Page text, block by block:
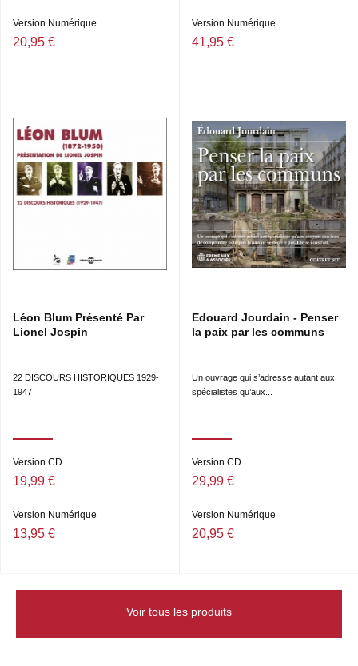
Version Numérique
20,95 €
Version Numérique
41,95 €
Léon Blum Présenté Par
Lionel Jospin
22 DISCOURS HISTORIQUES 1929-
1947
Version CD
19,99 €
Version Numérique
13,95 €
Edouard Jourdain - Penser
la paix par les communs
Un ouvrage qui s’adresse autant aux
spécialistes qu’aux...
Version CD
29,99 €
Version Numérique
20,95 €
Voir tous les produits